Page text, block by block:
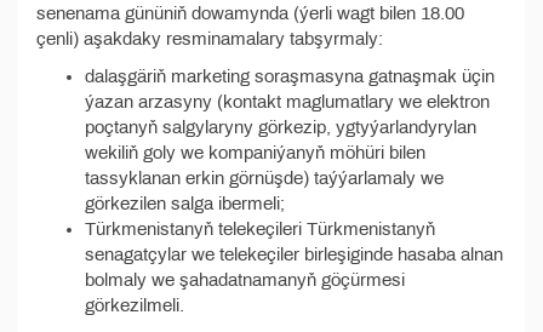
senenama gününiň dowamynda (ýerli wagt bilen 18.00
çenli) aşakdaky resminamalary tabşyrmaly:
dalaşgäriň marketing soraşmasyna gatnaşmak üçin
ýazan arzasyny (kontakt maglumatlary we elektron
poçtanyň salgylaryny görkezip, ygtyýarlandyrylan
wekiliň goly we kompaniýanyň möhüri bilen
tassyklanan erkin görnüşde) taýýarlamaly we
görkezilen salga ibermeli;
Türkmenistanyň telekeçileri Türkmenistanyň
senagatçylar we telekeçiler birleşiginde hasaba alnan
bolmaly we şahadatnamanyň göçürmesi
görkezilmeli.